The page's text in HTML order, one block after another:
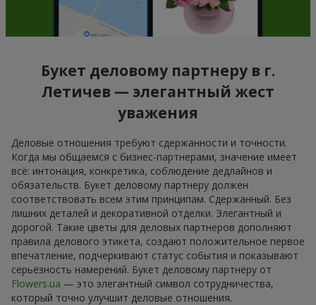
Букет деловому партнеру в г.
Летичев — элегантный жест
уважения
Деловые отношения требуют сдержанности и точности.
Когда мы общаемся с бизнес-партнерами, значение имеет
всё: интонация, конкретика, соблюдение дедлайнов и
обязательств. Букет деловому партнеру должен
соответствовать всем этим принципам. Сдержанный. Без
лишних деталей и декоративной отделки. Элегантный и
дорогой. Такие цветы для деловых партнеров дополняют
правила делового этикета, создают положительное первое
впечатление, подчеркивают статус события и показывают
серьёзность намерений. Букет деловому партнеру от
Flowers.ua — это элегантный символ сотрудничества,
который точно улучшит деловые отношения.